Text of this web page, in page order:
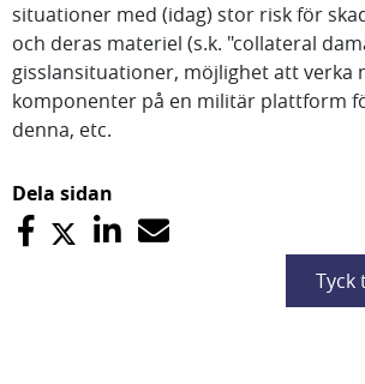
situationer med (idag) stor risk för
och deras materiel (s.k. "collateral
gisslansituationer, möjlighet att verka
komponenter på en militär plattform
denna, etc.
Dela sidan
Tyck